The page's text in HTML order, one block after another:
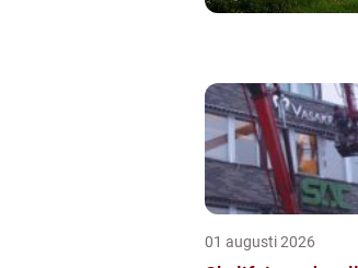
01 augusti 2026